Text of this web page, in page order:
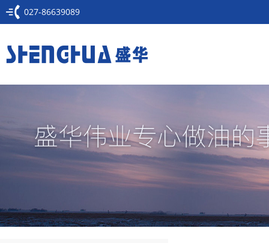
027-86639089